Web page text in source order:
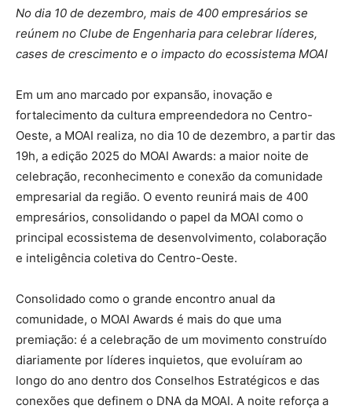
No dia 10 de dezembro, mais de 400 empresários se
reúnem no Clube de Engenharia para celebrar líderes,
cases de crescimento e o impacto do ecossistema MOAI
Em um ano marcado por expansão, inovação e
fortalecimento da cultura empreendedora no Centro-
Oeste, a MOAI realiza, no dia 10 de dezembro, a partir das
19h, a edição 2025 do MOAI Awards: a maior noite de
celebração, reconhecimento e conexão da comunidade
empresarial da região. O evento reunirá mais de 400
empresários, consolidando o papel da MOAI como o
principal ecossistema de desenvolvimento, colaboração
e inteligência coletiva do Centro-Oeste.
Consolidado como o grande encontro anual da
comunidade, o MOAI Awards é mais do que uma
premiação: é a celebração de um movimento construído
diariamente por líderes inquietos, que evoluíram ao
longo do ano dentro dos Conselhos Estratégicos e das
conexões que definem o DNA da MOAI. A noite reforça a